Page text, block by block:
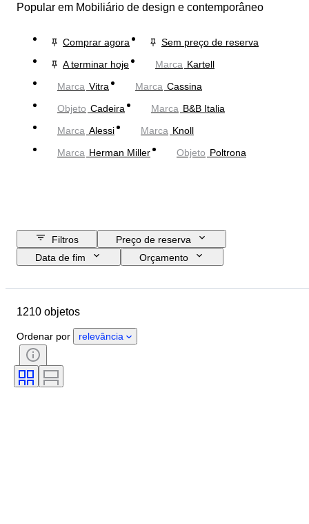
Popular em Mobiliário de design e contemporâneo
Comprar agora
Sem preço de reserva
A terminar hoje
Marca Kartell
Marca Vitra Marca Cassina
Objeto Cadeira Marca B&B Italia
Marca Alessi Marca Knoll
Marca Herman Miller Objeto Poltrona
Filtros
Preço de reserva
Data de fim
Orçamento
País de origem
Estado
Período
Tema
Assinatura
Movimento do relógio
1210 objetos
Ordenar por relevância